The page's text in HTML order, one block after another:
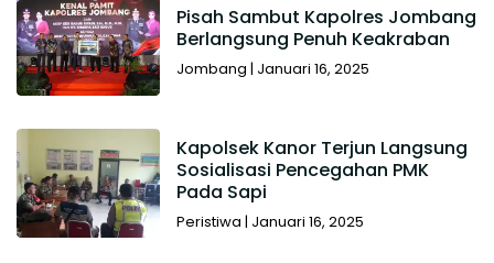
Pisah Sambut Kapolres Jombang
Berlangsung Penuh Keakraban
Jombang | Januari 16, 2025
Kapolsek Kanor Terjun Langsung
Sosialisasi Pencegahan PMK
Pada Sapi
Peristiwa | Januari 16, 2025